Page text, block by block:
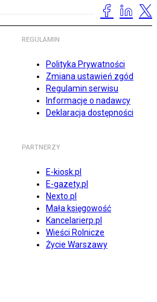
REGULAMIN
Polityka Prywatności
Zmiana ustawień zgód
Regulamin serwisu
Informacje o nadawcy
Deklaracja dostępności
PARTNERZY
E-kiosk.pl
E-gazety.pl
Nexto.pl
Mała księgowość
Kancelarierp.pl
Wieści Rolnicze
Życie Warszawy